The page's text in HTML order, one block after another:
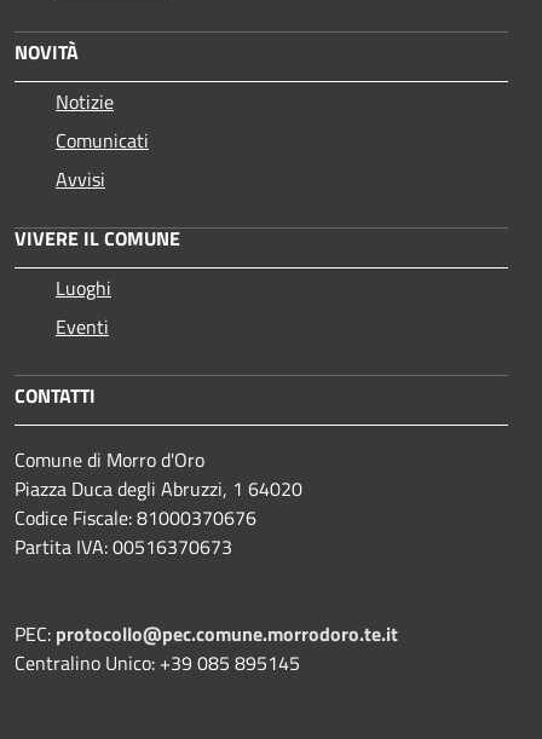
NOVITÀ
Notizie
Comunicati
Avvisi
VIVERE IL COMUNE
Luoghi
Eventi
CONTATTI
Comune di Morro d'Oro
Piazza Duca degli Abruzzi, 1 64020
Codice Fiscale: 81000370676
Partita IVA: 00516370673
PEC: protocollo@pec.comune.morrodoro.te.it
Centralino Unico: +39 085 895145